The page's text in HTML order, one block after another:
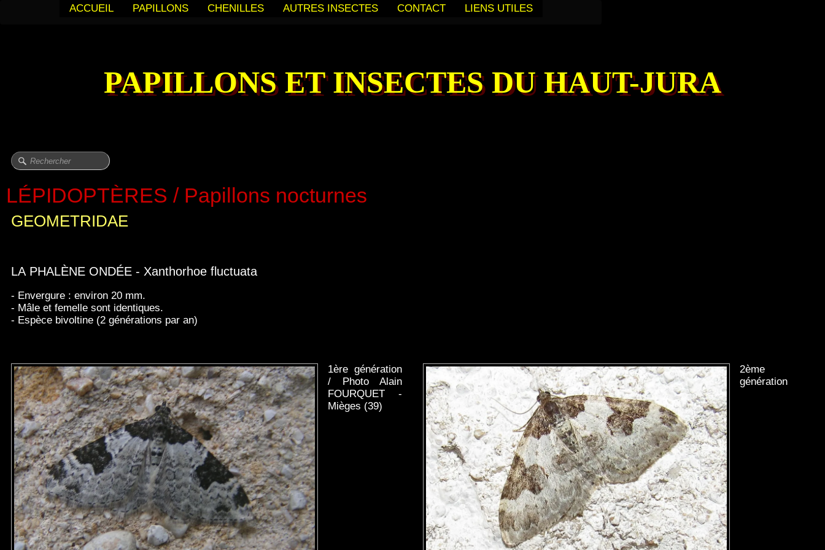
ACCUEIL PAPILLONS CHENILLES AUTRES INSECTES CONTACT LIENS UTILES
PAPILLONS ET INSECTES DU HAUT-JURA
LÉPIDOPTÈRES / Papillons nocturnes
GEOMETRIDAE
LA PHALÈNE ONDÉE - Xanthorhoe fluctuata
- Envergure : environ 20 mm.
- Mâle et femelle sont identiques.
- Espèce bivoltine (2 générations par an)
1ère génération
/ Photo Alain
FOURQUET -
Mièges (39)
2ème
génération